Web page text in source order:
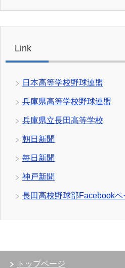
Link
日本高等学校野球連盟
兵庫県高等学校野球連盟
兵庫県立長田高等学校
朝日新聞
毎日新聞
神戸新聞
長田高校野球部Facebookペ
トップページ